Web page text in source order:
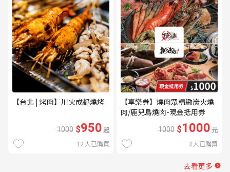
【台北 | 烤肉】川火成都燒烤
1000 $950起
12 人已購買
【享樂券】燒肉眾精緻炭火燒
肉/鹿兒島燒肉-現金抵用券
1000 $1000元
3 人已購買
去看更多